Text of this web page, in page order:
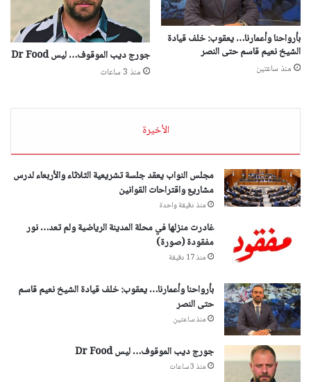
بأرواحنا وأعمارنا… يعقوب: خلف قيادة
الشيخ نعيم قاسم حتى النصر
منذ ساعتين
جورج ديب الموقوف… ليس Dr Food
منذ 3 ساعات
الأخيرة
مجلس النواب يعقد جلسة تشريعية الثلاثاء والأربعاء لدرس
مشاريع واقتراحات القوانين
منذ دقيقة واحدة
غادرت منزلها في محلة المدينة الرياضية ولم تعد… نور
مفقودة (صورة)
منذ 17 دقيقة
بأرواحنا وأعمارنا… يعقوب: خلف قيادة الشيخ نعيم قاسم
حتى النصر
منذ ساعتين
جورج ديب الموقوف… ليس Dr Food
منذ 3 ساعات